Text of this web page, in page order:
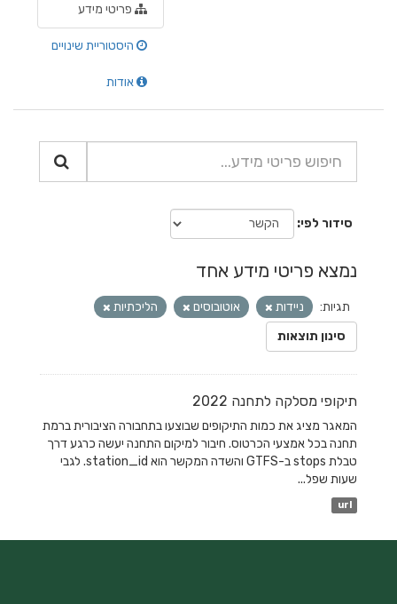
פריטי מידע
היסטוריית שינויים
אודות
סידור לפי
נמצא פריטי מידע אחד
תגיות: ניידות אוטובוסים
הליכתיות
סינון תוצאות
תיקופי מסלקה לתחנה 2022
המאגר מציג את כמות התיקופים שבוצעו בתחבורה הציבורית ברמת
תחנה בכל אמצעי הכרטוס. חיבור למיקום התחנה יעשה כרגע דרך
טבלת stops ב-GTFS והשדה המקשר הוא station_id. לגבי
שעות שפל...
url